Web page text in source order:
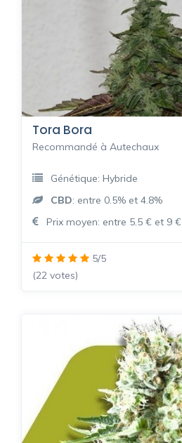
Tora Bora
Recommandé à Autechaux
Génétique: Hybride
CBD: entre 0.5% et 4.8%
Prix moyen: entre 5.5 € et 9 €
5/5
(22 votes)